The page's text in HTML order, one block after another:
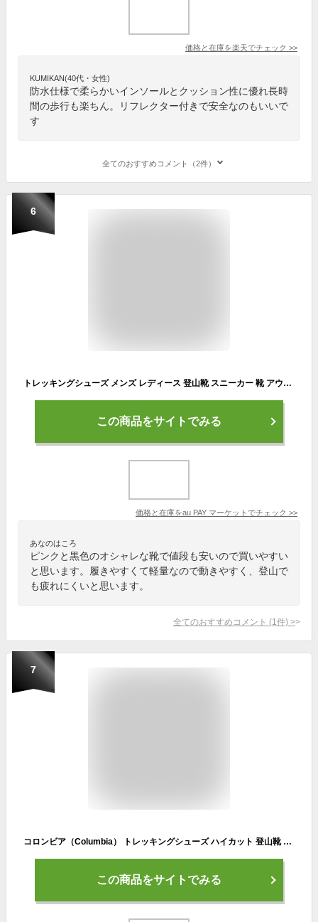
価格と在庫を楽天でチェック >>
KUMIKAN(40代・女性)
防水仕様で柔らかいインソールとクッション性に優れ長時
間の歩行も楽ちん。リフレクター付きで安全なのもいいで
す
全てのおすすめコメント（2件）
6
トレッキングシューズ メンズ レディース 登山靴 スニーカー 靴 アウトドア トレッキング山登り ハイカット キャンプ ハイキング おしゃ
この商品をサイトでみる
価格と在庫をau PAY マーケット でチェック >>
あなのはころ
ピンクと黒色のオシャレな靴で値段も安いので買いやすい
と思います。履きやすくて軽量なので動きやすく、登山で
も疲れにくいと思います。
全てのおすすめコメント (1 件) >
7
コロンビア（Columbia） トレッキングシューズ ハイカット 登山靴 メテオミッド3オムニテック YU0378 034 （グレー/２４．５/Men's、Lady's）
この商品をサイトでみる